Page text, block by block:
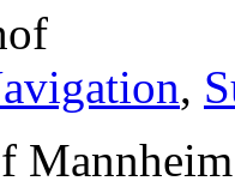
,
Mannheim